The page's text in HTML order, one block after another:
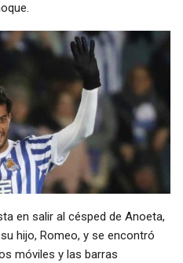
en salir al césped de Anoeta,
hijo, Romeo, y se encontró
móviles y las barras